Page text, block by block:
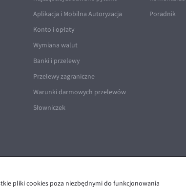
pliki cookies poza niezbędnymi do funkcjonowania
Aplikacja i Mobilna Autoryzacja
Konto i opłaty
Wymiana walut
Banki i przelewy
Przelewy zagraniczne
Warunki darmowych przelewów
Słowniczek
Poradnik